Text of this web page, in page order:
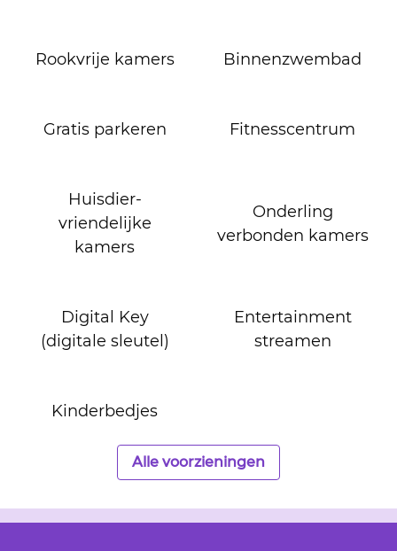
Rookvrije kamers Binnenzwembad
Gratis parkeren Fitness­centrum
Huisdier­
vriendelijke
kamers
Onderling
verbonden kamers
Digital Key
(digitale sleutel)
Entertainment
streamen
Kinderbedjes
Alle voorzieningen